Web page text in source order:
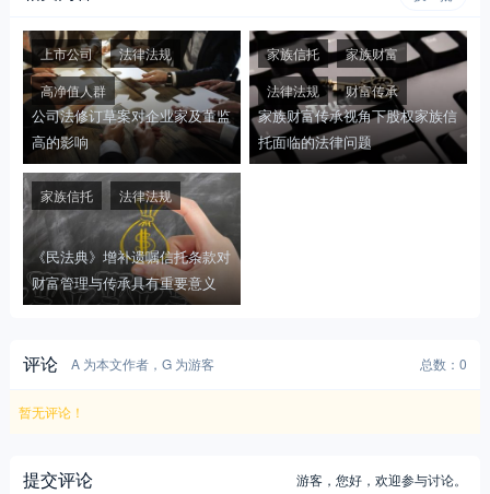
公司法修订草案对企业家及董监
高的影响
上市公司
法律法规
高净值人群
家族财富传承视角下股权家族信
托面临的法律问题
家族信托
家族财富
法律法规
财富传承
《民法典》增补遗嘱信托条款对
财富管理与传承具有重要意义
家族信托 法律法规
评论 A 为本文作者，G 为游客 总数：0
暂无评论！
提交评论 游客，您好，欢迎参与讨论。